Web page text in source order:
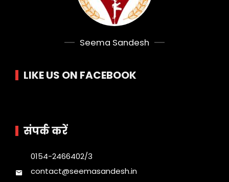
Seema Sandesh
LIKE US ON FACEBOOK
संपर्क करें
0154-2466402/3
contact@seemasandesh.in